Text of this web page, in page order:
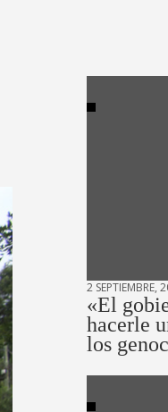
2 SEPTIEMBRE,
«El
hacerle
los